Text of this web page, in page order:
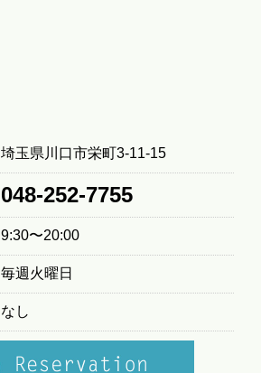
埼玉県川口市栄町3-11-15
048-252-7755
9:30〜20:00
毎週火曜日
なし